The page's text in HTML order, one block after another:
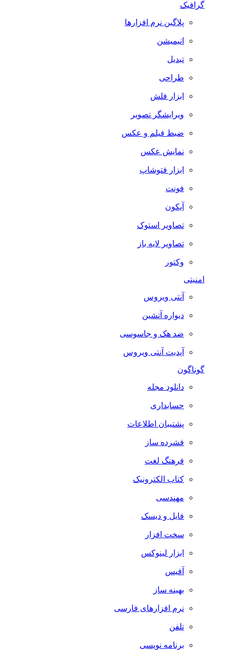
گرافیک
پلاگین نرم افزارها
انیمیشن
تبدیل
طراحی
ابزار فلش
ویرایشگر تصویر
ضبط فيلم و عكس
نمایش عکس
ابزار فتوشاپ
فونت
آیکون
تصاویر استوک
تصاویر لایه باز
وکتور
امنیتی
آنتی ویروس
دیواره آتشین
ضد هک و جاسوسی
آپدیت آنتی ویروس
گوناگون
دانلود مجله
حسابداری
پشتیبان اطلاعات
فشرده ساز
فرهنگ لغت
کتاب الکترونیک
مهندسی
فایل و دیسک
سخت افزار
ابزار لینوکس
آفیس
بهینه ساز
نرم افزارهای فارسی
تلفن
برنامه نویسی